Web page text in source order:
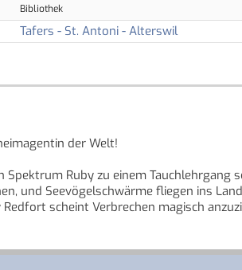
Bibliothek
Tafers - St. Antoni - Alterswil
der Welt!
Ruby zu einem Tauchlehrgang
und Seevögelschwärme fliegen ins
scheint Verbrechen magisch
]